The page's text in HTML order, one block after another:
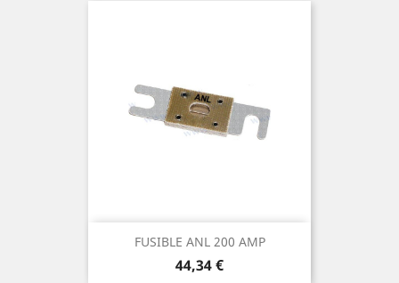
FUSIBLE ANL 200 AMP
Prix
44,34 €